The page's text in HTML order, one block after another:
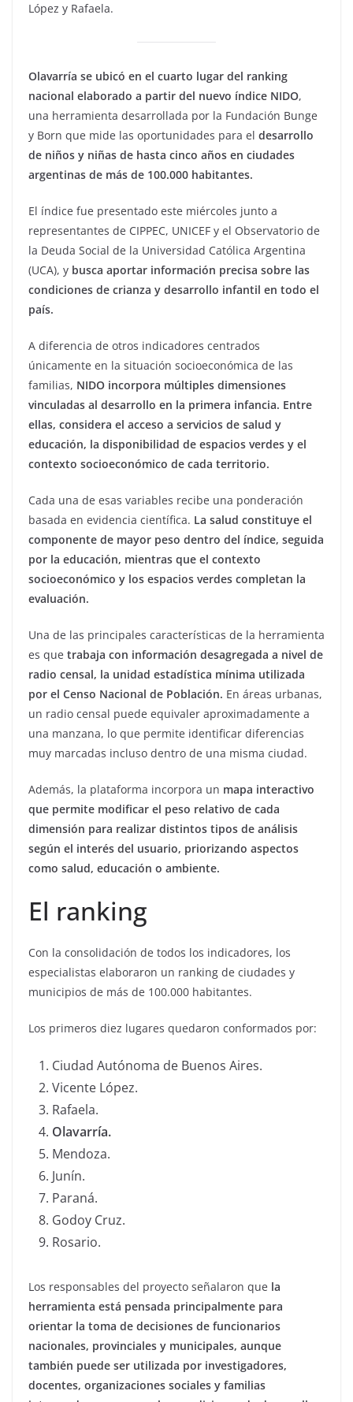
López y Rafaela.
Olavarría se ubicó en el cuarto lugar del ranking
nacional elaborado a partir del nuevo índice NIDO,
una herramienta desarrollada por la Fundación Bunge
y Born que mide las oportunidades para el desarrollo
de niños y niñas de hasta cinco años en ciudades
argentinas de más de 100.000 habitantes.
El índice fue presentado este miércoles junto a
representantes de CIPPEC, UNICEF y el Observatorio de
la Deuda Social de la Universidad Católica Argentina
(UCA), y busca aportar información precisa sobre las
condiciones de crianza y desarrollo infantil en todo el
país.
A diferencia de otros indicadores centrados
únicamente en la situación socioeconómica de las
familias, NIDO incorpora múltiples dimensiones
vinculadas al desarrollo en la primera infancia. Entre
ellas, considera el acceso a servicios de salud y
educación, la disponibilidad de espacios verdes y el
contexto socioeconómico de cada territorio.
Cada una de esas variables recibe una ponderación
basada en evidencia científica. La salud constituye el
componente de mayor peso dentro del índice, seguida
por la educación, mientras que el contexto
socioeconómico y los espacios verdes completan la
evaluación.
Una de las principales características de la herramienta
es que trabaja con información desagregada a nivel de
radio censal, la unidad estadística mínima utilizada
por el Censo Nacional de Población. En áreas urbanas,
un radio censal puede equivaler aproximadamente a
una manzana, lo que permite identificar diferencias
muy marcadas incluso dentro de una misma ciudad.
Además, la plataforma incorpora un mapa interactivo
que permite modificar el peso relativo de cada
dimensión para realizar distintos tipos de análisis
según el interés del usuario, priorizando aspectos
como salud, educación o ambiente.
El ranking
Con la consolidación de todos los indicadores, los
especialistas elaboraron un ranking de ciudades y
municipios de más de 100.000 habitantes.
Los primeros diez lugares quedaron conformados por:
Ciudad Autónoma de Buenos Aires.
Vicente López.
Rafaela.
Olavarría.
Mendoza.
Junín.
Paraná.
Godoy Cruz.
Rosario.
Los responsables del proyecto señalaron que la
herramienta está pensada principalmente para
orientar la toma de decisiones de funcionarios
nacionales, provinciales y municipales, aunque
también puede ser utilizada por investigadores,
docentes, organizaciones sociales y familias